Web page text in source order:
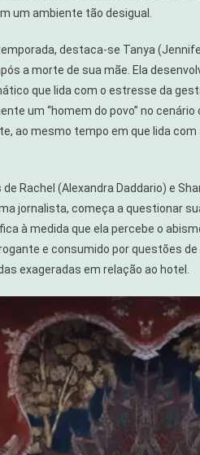
um ambiente tão desigual.
destaca-se Tanya
a morte de sua mãe. Ela
que lida com o estresse da
um “homem do povo” no
ao mesmo tempo em que lida
Rachel (Alexandra Daddario) e
jornalista, começa a questionar
à medida que ela percebe o
e consumido por questões
exageradas em relação ao hotel.